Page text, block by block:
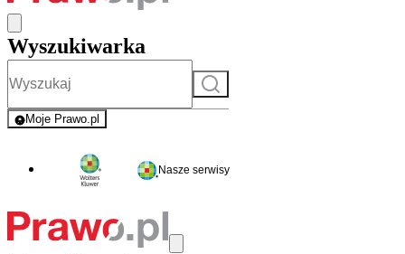
Wyszukiwarka
Szukaj
Moje Prawo.pl
- rejestracja i logowanie do serwisu
Nasze serwisy